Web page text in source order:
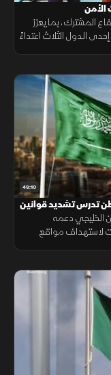
الأمن
المشترك، بما يعزز
الدول الثلاث اعتداءً
49:10
تدرس تشديد قوانين
الخليجي دعمه
مواقع